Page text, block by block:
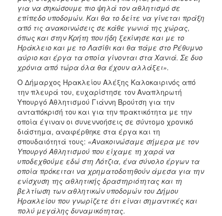
για να σηκώσουμε πιο ψηλά τον αθλητισμό σε
επίπεδο υποδομών. Και θα το δείτε να γίνεται πράξη
από τις ανακοινώσεις σε κάθε γωνιά της χώρας,
όπως και στην Κρήτη που ήδη ξεκίνησε και με το
Ηράκλειο και με το Λασίθι και θα πάμε στο Ρέθυμνο
αύριο και έργα τα οποία γίνονται στα Χανιά. Σε δυο
χρόνια από τώρα όλα θα έχουν αλλάξει».
Ο Δήμαρχος Ηρακλείου Αλέξης Καλοκαιρινός από
την πλευρά του, ευχαρίστησε τον Αναπληρωτή
Υπουργό Αθλητισμού Γιάννη Βρούτση για την
ανταπόκρισή του και για την πρακτικότητα με την
οποία έγιναν οι συνεννοήσεις σε σύντομο χρονικό
διάστημα, αναφέρθηκε στα έργα και τη
σπουδαιότητά τους: «Ανακοινώσαμε σήμερα με τον
Υπουργό Αθλητισμού που είχαμε τη χαρά να
υποδεχθούμε εδώ στη Λότζια, ένα σύνολο έργων τα
οποία πρόκειται να χρηματοδοτηθούν άμεσα για την
ενίσχυση της αθλητικής δραστηριότητας και τη
βελτίωση των αθλητικών υποδομών του Δήμου
Ηρακλείου που γνωρίζετε ότι είναι σημαντικές και
πολύ μεγάλης δυναμικότητας.